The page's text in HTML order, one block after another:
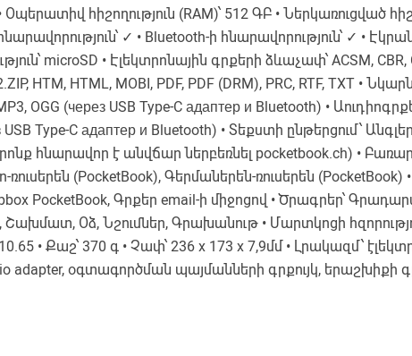
հիշողություն (RAM)՝ 512 ԳԲ • Ներկառուցված
✓ • Bluetooth-ի հնարավորություն՝ ✓ •
microSD • Էլեկտրոնային գրքերի ձևաչափ՝ ACSM, CBR,
HTM, HTML, MOBI, PDF, PDF (DRM), PRC, RTF, TXT •
OGG (через USB Type-C адаптер и Bluetooth) •
Type-C адаптер и Bluetooth) • Տեքստի ընթերցում՝
հնարավոր է անվճար ներբեռնել pocketbook.ch) •
ռուսերեն (PocketBook), Գերմաներեն-ռուսերեն (PocketBook)
PocketBook, Գրքեր email-ի միջոցով • Ծրագրեր՝
Օձ, Նշումներ, Գրախանութ • Մարտկոցի
• Քաշ՝ 370 գ • Չափ՝ 236 x 173 x 7,9մմ • Լրակազմ՝
adapter, օգտագործման պայմանների գրքույկ, երաշխիքի